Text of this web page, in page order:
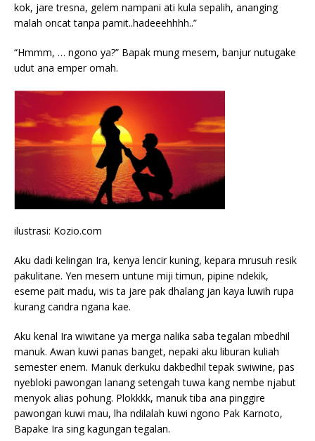
kok, jare tresna, gelem nampani ati kula sepalih, ananging
malah oncat tanpa pamit..hadeeehhhh..”
“Hmmm, … ngono ya?” Bapak mung mesem, banjur nutugake
udut ana emper omah.
ilustrasi: Kozio.com
Aku dadi kelingan Ira, kenya lencir kuning, kepara mrusuh resik
pakulitane. Yen mesem untune miji timun, pipine ndekik,
eseme pait madu, wis ta jare pak dhalang jan kaya luwih rupa
kurang candra ngana kae.
Aku kenal Ira wiwitane ya merga nalika saba tegalan mbedhil
manuk. Awan kuwi panas banget, nepaki aku liburan kuliah
semester enem. Manuk derkuku dakbedhil tepak swiwine, pas
nyebloki pawongan lanang setengah tuwa kang nembe njabut
menyok alias pohung. Plokkkk, manuk tiba ana pinggire
pawongan kuwi mau, lha ndilalah kuwi ngono Pak Karnoto,
Bapake Ira sing kagungan tegalan.